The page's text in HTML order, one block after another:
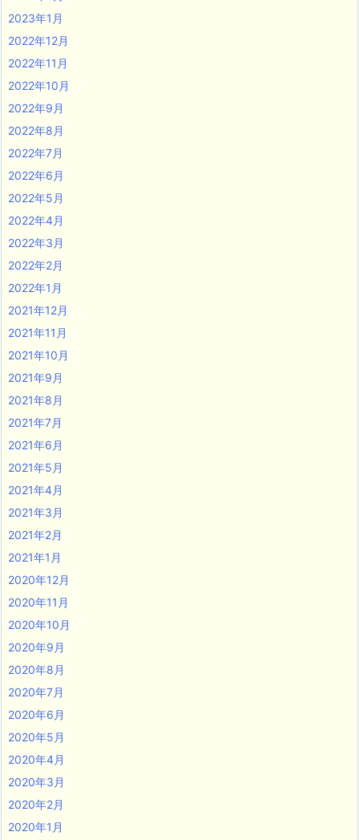
2023年1月
2022年12月
2022年11月
2022年10月
2022年9月
2022年8月
2022年7月
2022年6月
2022年5月
2022年4月
2022年3月
2022年2月
2022年1月
2021年12月
2021年11月
2021年10月
2021年9月
2021年8月
2021年7月
2021年6月
2021年5月
2021年4月
2021年3月
2021年2月
2021年1月
2020年12月
2020年11月
2020年10月
2020年9月
2020年8月
2020年7月
2020年6月
2020年5月
2020年4月
2020年3月
2020年2月
2020年1月